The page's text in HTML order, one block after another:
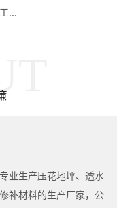
...
业生产压花地坪、透水
补材料的生产厂家，公